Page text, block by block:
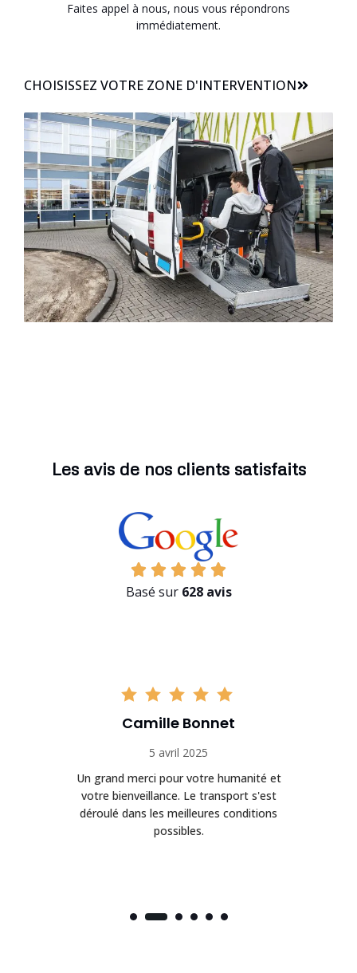
Faites appel à nous, nous vous répondrons
immédiatement.
CHOISISSEZ VOTRE ZONE D'INTERVENTION
Les avis de nos clients satisfaits
Basé sur 628 avis
Camille Bonnet
5 avril 2025
Un grand merci pour votre humanité et
votre bienveillance. Le transport s'est
déroulé dans les meilleures conditions
possibles.